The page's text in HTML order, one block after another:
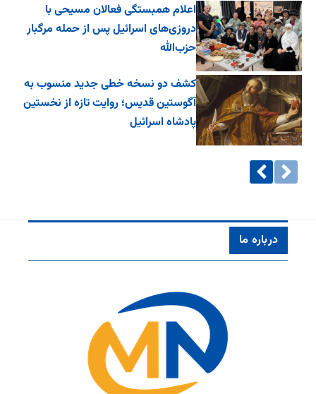
اعلام همبستگی فعالان مسیحی با
دروزی‌های اسرائیل پس از حمله مرگبار
حزب‌الله
کشف دو نسخه خطی جدید منسوب به
آگوستین قدیس؛ روایت تازه از نخستین
پادشاه اسرائیل
درباره ما